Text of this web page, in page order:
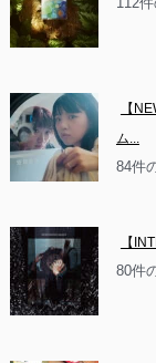
【
ム...
84件
【
80件